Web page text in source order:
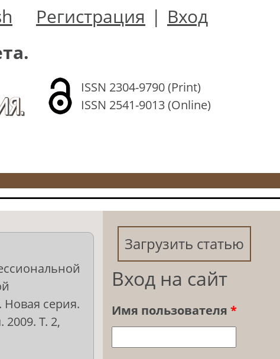
Регистрация | Вход
ISSN 2304-9790 (Print)
ISSN 2541-9013 (Online)
Новая серия.
Т. 2,
Загрузить статью
Вход на сайт
Имя пользователя *